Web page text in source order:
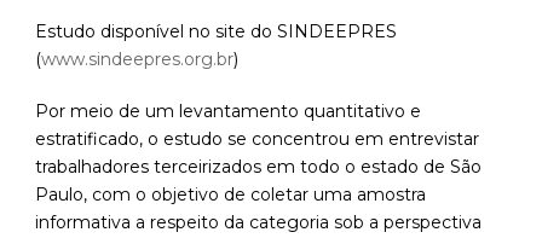
Estudo disponível no site do SINDEEPRES
(www.sindeepres.org.br)
Por meio de um levantamento quantitativo e
estratificado, o estudo se concentrou em entrevistar
trabalhadores terceirizados em todo o estado de São
Paulo, com o objetivo de coletar uma amostra
informativa a respeito da categoria sob a perspectiva